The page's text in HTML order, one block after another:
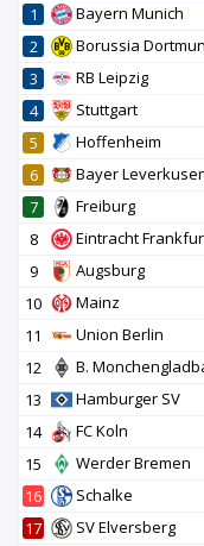
1 Bayern Munich
2
Borussia
3
RB Leipzig
4
Stuttgart
5
Hoffenheim
6
Bayer
7
Freiburg
8
Eintracht
9
Augsburg
10
Mainz
11
Union Berlin
12
B.
13
Hamburger SV
14
FC Koln
15
Werder Bremen
16
Schalke
17
SV Elversberg